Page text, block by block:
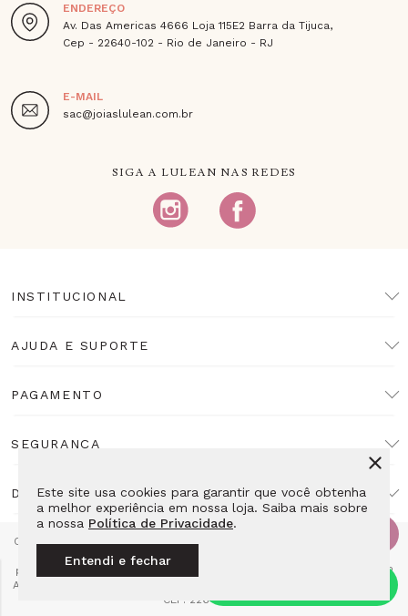
Este site usa cookies para garantir que você obtenha
a melhor experiência em nossa loja. Saiba mais sobre
a nossa Política de Privacidade.
Entendi e fechar
ENDEREÇO
Av. Das Americas 4666 Loja 115E2 Barra da Tijuca,
Cep - 22640-102 - Rio de Janeiro - RJ
E-MAIL
sac@joiaslulean.com.br
SIGA A LULEAN NAS REDES
INSTITUCIONAL
AJUDA E SUPORTE
PAGAMENTO
SEGURANÇA
DESENVOLVIMENTO
Copyright Lulean. Todos os direitos reservados. Proibida reprodução
total ou parcial. Preços e estoque sujeitos a alteração sem aviso
prévio. Razão Social: LL10 Relojoaria Ltda - CNPJ: 14.495.839/0001-52
Av das Americas 4666 Loja 115E2 - Barra da Tijuca Rio de Janeiro - RJ
CEP: 22640-102